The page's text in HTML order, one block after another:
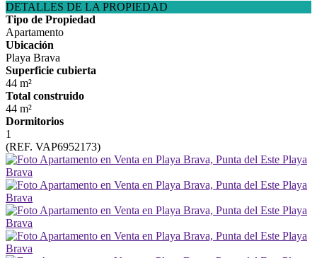
DETALLES DE LA PROPIEDAD
Tipo de Propiedad
Apartamento
Ubicación
Playa Brava
Superficie cubierta
44 m²
Total construido
44 m²
Dormitorios
1
(REF. VAP6952173)